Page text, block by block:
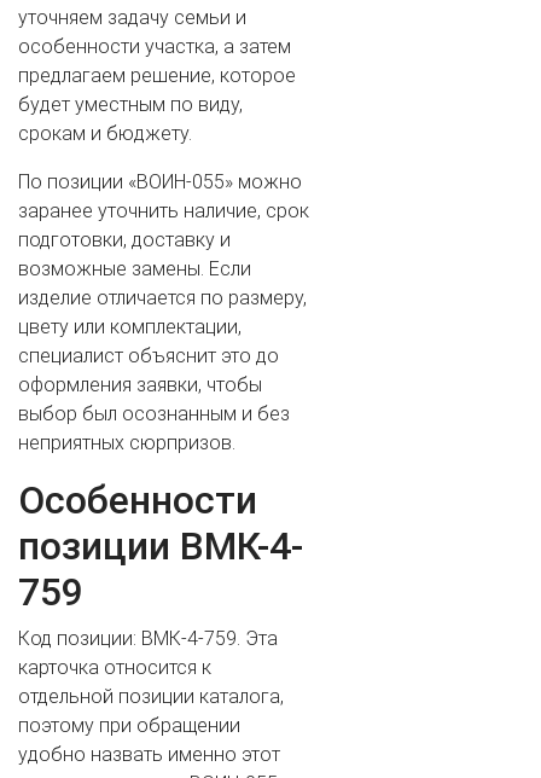
ВАШЕ ИМЯ
уточняем задачу семьи и
особенности участка, а затем
предлагаем решение, которое
будет уместным по виду,
срокам и бюджету.
По позиции «ВОИН-055» можно
заранее уточнить наличие, срок
подготовки, доставку и
возможные замены. Если
изделие отличается по размеру,
цвету или комплектации,
специалист объяснит это до
оформления заявки, чтобы
выбор был осознанным и без
неприятных сюрпризов.
Особенности
позиции ВМК-4-
759
Код позиции: ВМК-4-759. Эта
карточка относится к
отдельной позиции каталога,
поэтому при обращении
удобно назвать именно этот